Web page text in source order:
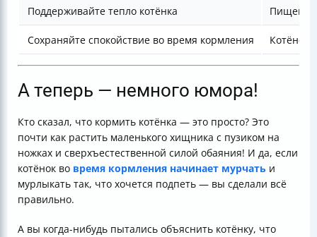
Поддерживайте тепло котёнка
Сохраняйте спокойствие во время кормления Котёнок
А теперь — немного юмора!
Кто сказал, что кормить котёнка — это просто? Это
почти как растить маленького хищника с пузиком на
ножках и сверхъестественной силой обаяния! И да, если
котёнок во время кормления начинает мурчать и
мурлыкать так, что хочется подпеть — вы сделали всё
правильно.
А вы когда-нибудь пытались объяснить котёнку, что